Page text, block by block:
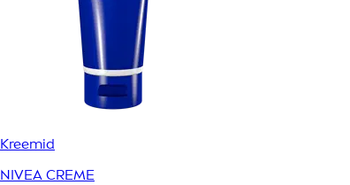
Kreemid
NIVEA CREME